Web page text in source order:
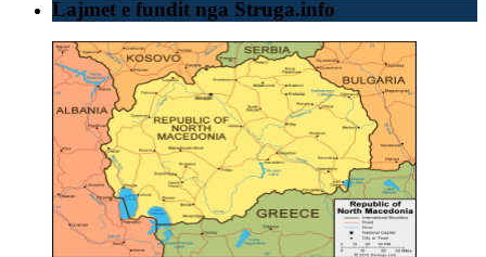
Lajmet e fundit nga Struga.info